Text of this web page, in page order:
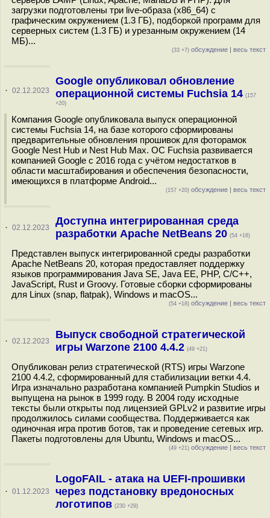
загрузки подготовлены три live-образа (x86_64) с
графическим окружением (1.3 ГБ), подборкой программ для
серверных систем (1.3 ГБ) и урезанным окружением (14
МБ)...
(33 +7) обсуждение | весь текст
· 02.12.2023
Google опубликовал обновление
операционной системы Fuchsia 14 (157
+20)
Компания Google опубликовала выпуск операционной
системы Fuchsia 14, на базе которого сформированы
предварительные обновления прошивок для фоторамок
Google Nest Hub и Nest Hub Max. ОС Fuchsia развивается
компанией Google c 2016 года с учётом недостатков в
области масштабирования и обеспечения безопасности,
имеющихся в платформе Android...
(157 +20) обсуждение | весь текст
· 02.12.2023
Доступна интегрированная среда
разработки Apache NetBeans 20 (54 +18)
Представлен выпуск интегрированной среды разработки
Apache NetBeans 20, которая предоставляет поддержку
языков программирования Java SE, Java EE, PHP, C/C++,
JavaScript, Rust и Groovy. Готовые сборки сформированы
для Linux (snap, flatpak), Windows и macOS...
(54 +18) обсуждение | весь текст
· 02.12.2023
Выпуск свободной стратегической
игры Warzone 2100 4.4.2 (49 +21)
Опубликован релиз стратегической (RTS) игры Warzone
2100 4.4.2, сформированный для стабилизации ветки 4.4.
Игра изначально разработана компанией Pumpkin Studios и
выпущена на рынок в 1999 году. В 2004 году исходные
тексты были открыты под лицензией GPLv2 и развитие игры
продолжилось силами сообщества. Поддерживается как
одиночная игра против ботов, так и проведение сетевых игр.
Пакеты подготовлены для Ubuntu, Windows и macOS...
(49 +21) обсуждение | весь текст
· 01.12.2023
LogoFAIL - атака на UEFI-прошивки
через подстановку вредоносных
логотипов (230 +29)